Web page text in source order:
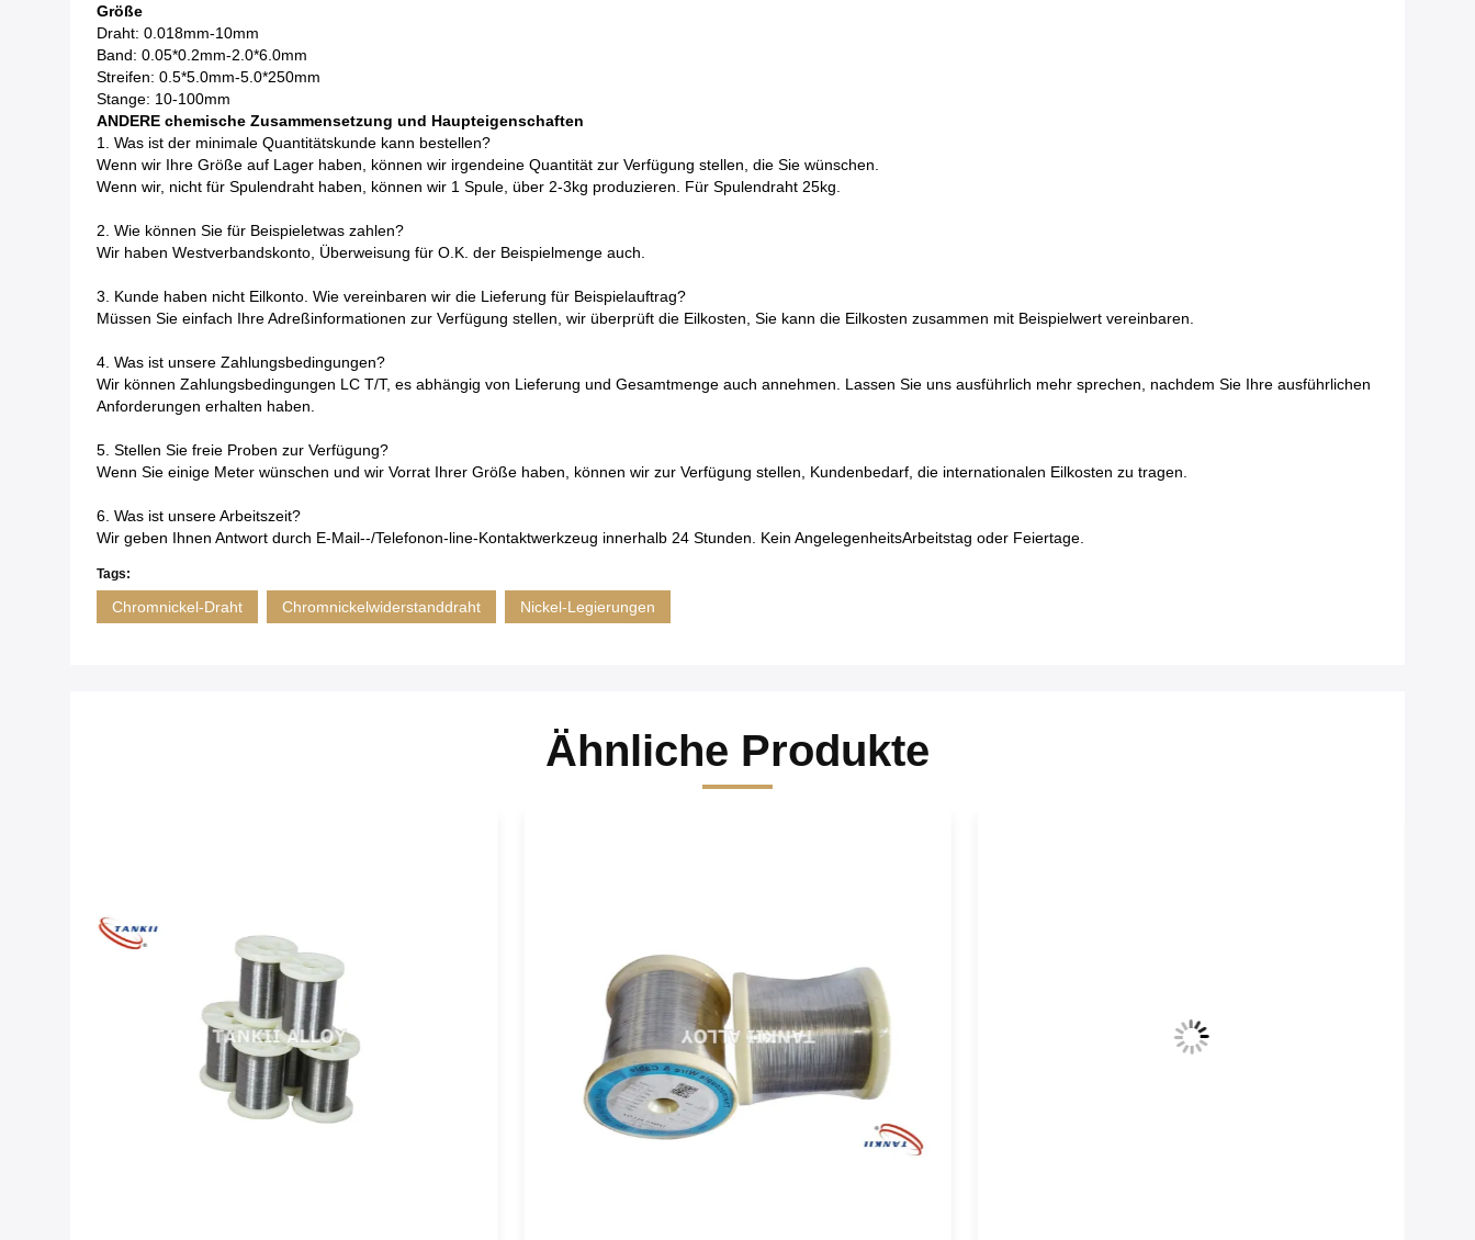
Größe
Draht: 0.018mm-10mm
Band: 0.05*0.2mm-2.0*6.0mm
Streifen: 0.5*5.0mm-5.0*250mm
Stange: 10-100mm
ANDERE chemische Zusammensetzung und Haupteigenschaften
1. Was ist der minimale Quantitätskunde kann bestellen?
Wenn wir Ihre Größe auf Lager haben, können wir irgendeine Quantität zur Verfügung stellen, die Sie wünschen.
Wenn wir, nicht für Spulendraht haben, können wir 1 Spule, über 2-3kg produzieren. Für Spulendraht 25kg.
2. Wie können Sie für Beispieletwas zahlen?
Wir haben Westverbandskonto, Überweisung für O.K. der Beispielmenge auch.
3. Kunde haben nicht Eilkonto. Wie vereinbaren wir die Lieferung für Beispielauftrag?
Müssen Sie einfach Ihre Adreßinformationen zur Verfügung stellen, wir überprüft die Eilkosten, Sie kann die Eilkosten zusammen mit Beispielwert vereinbaren.
4. Was ist unsere Zahlungsbedingungen?
Wir können Zahlungsbedingungen LC T/T, es abhängig von Lieferung und Gesamtmenge auch annehmen. Lassen Sie uns ausführlich mehr sprechen, nachdem Sie Ihre ausführlichen
Anforderungen erhalten haben.
5. Stellen Sie freie Proben zur Verfügung?
Wenn Sie einige Meter wünschen und wir Vorrat Ihrer Größe haben, können wir zur Verfügung stellen, Kundenbedarf, die internationalen Eilkosten zu tragen.
6. Was ist unsere Arbeitszeit?
Wir geben Ihnen Antwort durch E-Mail--/Telefonon-line-Kontaktwerkzeug innerhalb 24 Stunden. Kein AngelegenheitsArbeitstag oder Feiertage.
Tags:
Chromnickel-Draht Chromnickelwiderstanddraht Nickel-Legierungen
Ähnliche Produkte